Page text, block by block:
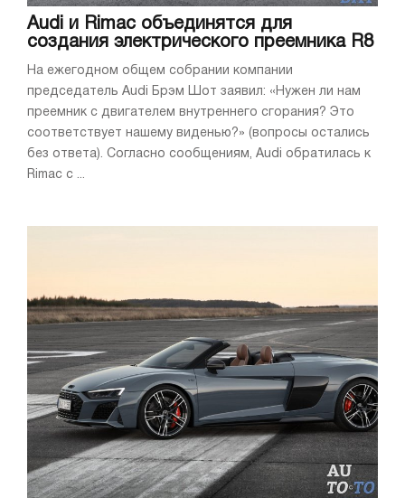
Audi и Rimac объединятся для
создания электрического преемника R8
На ежегодном общем собрании компании
председатель Audi Брэм Шот заявил: «Нужен ли нам
преемник с двигателем внутреннего сгорания? Это
соответствует нашему виденью?» (вопросы остались
без ответа). Согласно сообщениям, Audi обратилась к
Rimac с ...